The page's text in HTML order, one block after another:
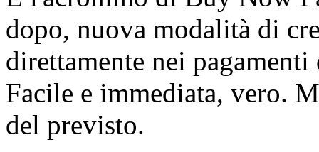
dopo, nuova modalità di
direttamente nei
Facile e immediata, vero.
del previsto.